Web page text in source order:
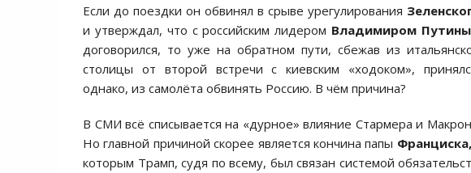
Если до поездки он обвинял в срыве урегулирования
и утверждал, что с российским лидером Владимиром
договорился, то уже на обратном пути, сбежав из
столицы от второй встречи с киевским «ходоком»,
однако, из самолёта обвинять Россию. В чём причина?
В СМИ всё списывается на «дурное» влияние Стармера и
Но главной причиной скорее является кончина папы Франциска,
которым Трамп, судя по всему, был связан системой